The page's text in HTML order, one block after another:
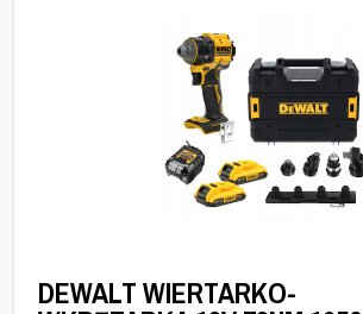
DEWALT WIERTARKO-